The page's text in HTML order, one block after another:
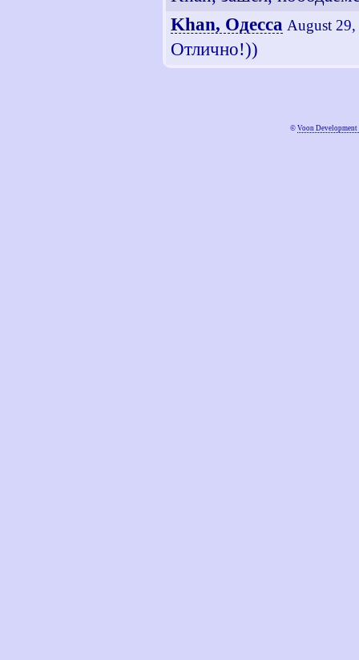
Khan, Одесса August
Отлично!))
© Voon Development